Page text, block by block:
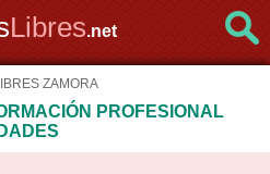
Libres.net
ZAMORA
PROFESIONAL